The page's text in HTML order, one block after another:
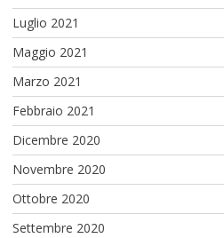
Luglio 2021
Maggio 2021
Marzo 2021
Febbraio 2021
Dicembre 2020
Novembre 2020
Ottobre 2020
Settembre 2020